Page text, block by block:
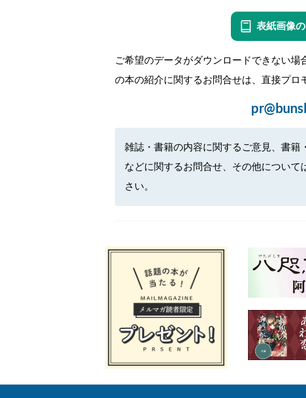
表紙画像
ご希望のデータがダウンロードできない
の本の紹介に関するお問合せは、直接プロ
雑誌・書籍の内容に関するご意見、書籍
などに関するお問合せ、その他について
さい。